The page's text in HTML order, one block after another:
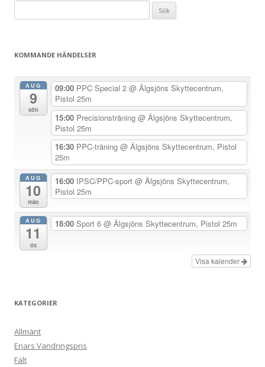
n
n
efter:
KOMMANDE HÄNDELSER
AUG
9
sön
09:00 PPC Special 2 @ Älgsjöns Skyttecentrum,
Pistol 25m
15:00 Precisionsträning @ Älgsjöns Skyttecentrum,
Pistol 25m
16:30 PPC-träning @ Älgsjöns Skyttecentrum, Pistol
25m
AUG
10
mån
16:00 IPSC/PPC-sport @ Älgsjöns Skyttecentrum,
Pistol 25m
AUG
11
tis
18:00 Sport 6 @ Älgsjöns Skyttecentrum, Pistol 25m
Visa kalender
KATEGORIER
Allmänt
Enars Vandringspris
Fält